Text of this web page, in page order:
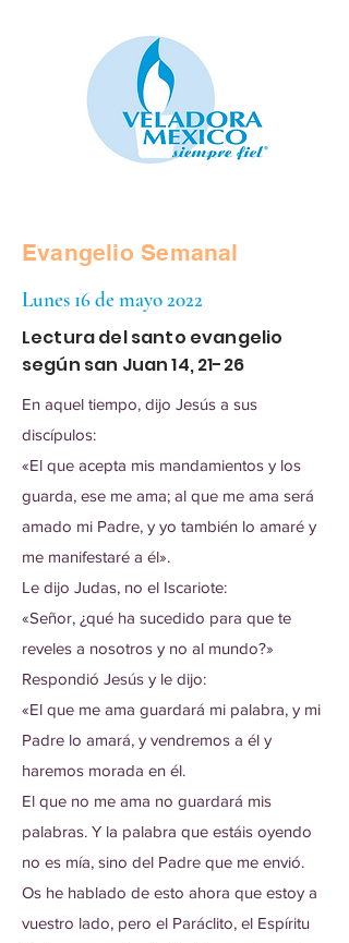
Evangelio Semanal
Lunes 16 de mayo 2022
Lectura del santo evangelio
según san Juan 14, 21-26
En aquel tiempo, dijo Jesús a sus
discípulos:
«El que acepta mis mandamientos y los
guarda, ese me ama; al que me ama será
amado mi Padre, y yo también lo amaré y
me manifestaré a él».
Le dijo Judas, no el Iscariote:
«Señor, ¿qué ha sucedido para que te
reveles a nosotros y no al mundo?»
Respondió Jesús y le dijo:
«El que me ama guardará mi palabra, y mi
Padre lo amará, y vendremos a él y
haremos morada en él.
El que no me ama no guardará mis
palabras. Y la palabra que estáis oyendo
no es mía, sino del Padre que me envió.
Os he hablado de esto ahora que estoy a
vuestro lado, pero el Paráclito, el Espíritu